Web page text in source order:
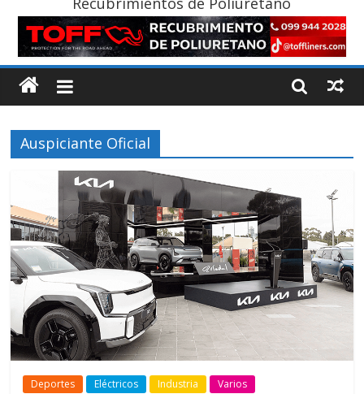
Auspiciante Oficial
Deportes Eléctricos Industria Varios